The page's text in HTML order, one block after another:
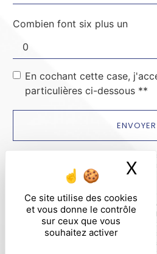
Ce site utilise des cookies
et vous donne le contrôle
sur ceux que vous
souhaitez activer
X
Combien font six plus un
En cochant cette case,
particulières ci-dessous **
ENVOYER
** Les données personnelles
aux fins de vous contacter et sont
informatisé. Elles sont destinées à
seul but de répondre à votre
seront communiquées aux seuls
disposez de droits d’accès, de
portabilité, de limitation, d’opposition,
consentement à tout moment et du
réclamation auprès d’une autorité de
d’organiser le sort de vos données